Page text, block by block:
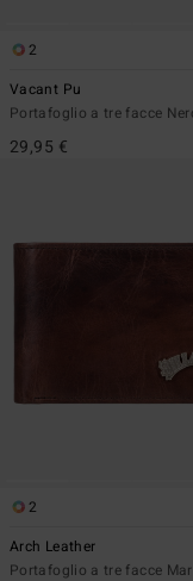
2
Vacant Pu
Portafoglio a tre facce
29,95 €
2
Arch Leather
Portafoglio a tre facce